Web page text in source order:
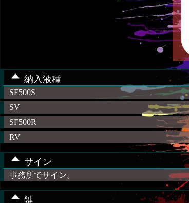
納入液種
SF500S
SV
SF500R
RV
サイン
事務所でサイン。
鍵